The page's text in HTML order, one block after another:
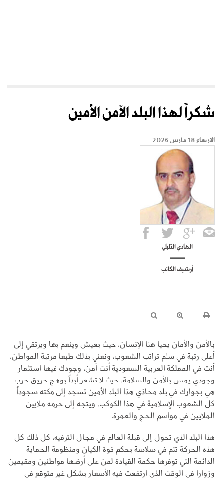
شكراً لهذا البلد الآمن الأمين
الاربعاء 18 مارس 2026
الهادي التليلي
أرشيف الكاتب
بالأمن والأمان يحيا هنا الإنسان، حيث بعيش وينعم بها ويرتقي إلى
أعلى رتبة في سلم تراتب الشعوب، ونعني بذلك طبعا مرتبة المواطن،
أنت في المملكة العربية السعودية أنت آمن، وجودك فيها استثمار
وجودي يمس بالأمن والسلامة، حيث لا تشعر أبداً بوهج حريق حرب
هي بجوارك في بلد محاذي هذا البلد الأمين تسجد إلى مكته سجوداً
كل الشعوب الإسلامية في هذا الكوكب، ويتجه إلى حرمه ملايين
الملايين في مواسم الحج والعمرة.
هذا البلد الذي تحول إلى قبلة العالم في مجال الترفيه، كل ذلك كل
هذه الحركة تتم في سلاسة بحكم قوة الكيان ومنظومة الحماية
الدائمة التي توفرها حكمة القيادة لمن على أرضها مواطنين ومقيمين
وزوارا في الوقت الذي ارتفعت فيه الأسعار بشكل غير متوقع في